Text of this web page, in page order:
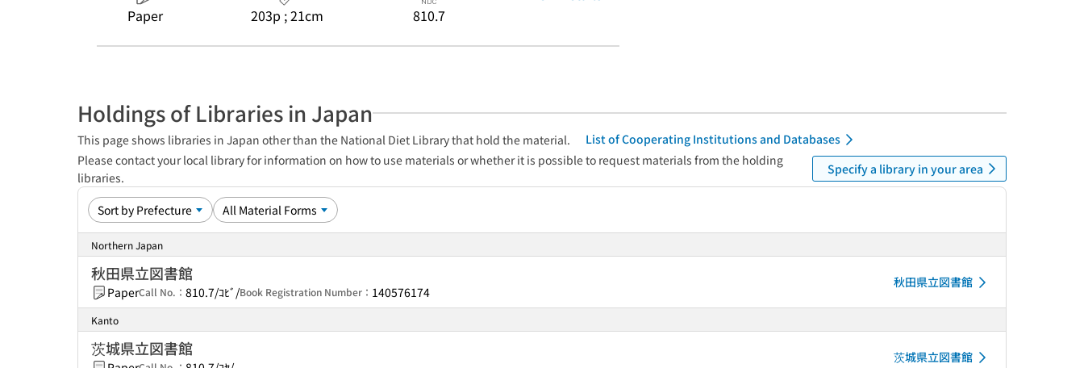
Paper 203p ; 21cm 810.7
Holdings of Libraries in Japan
This page shows libraries in Japan other than the National Diet Library that hold the material.
List of Cooperating Institutions and Databases
Please contact your local library for information on how to use materials or whether it is possible to request materials from the holding
libraries.
Specify a library in your area
Northern Japan
秋田県立図書館
PaperCall No.： 810.7/ｺﾋﾞ/Book Registration Number： 140576174
秋田県立図書館
Kanto
茨城県立図書館 茨城県立図書館